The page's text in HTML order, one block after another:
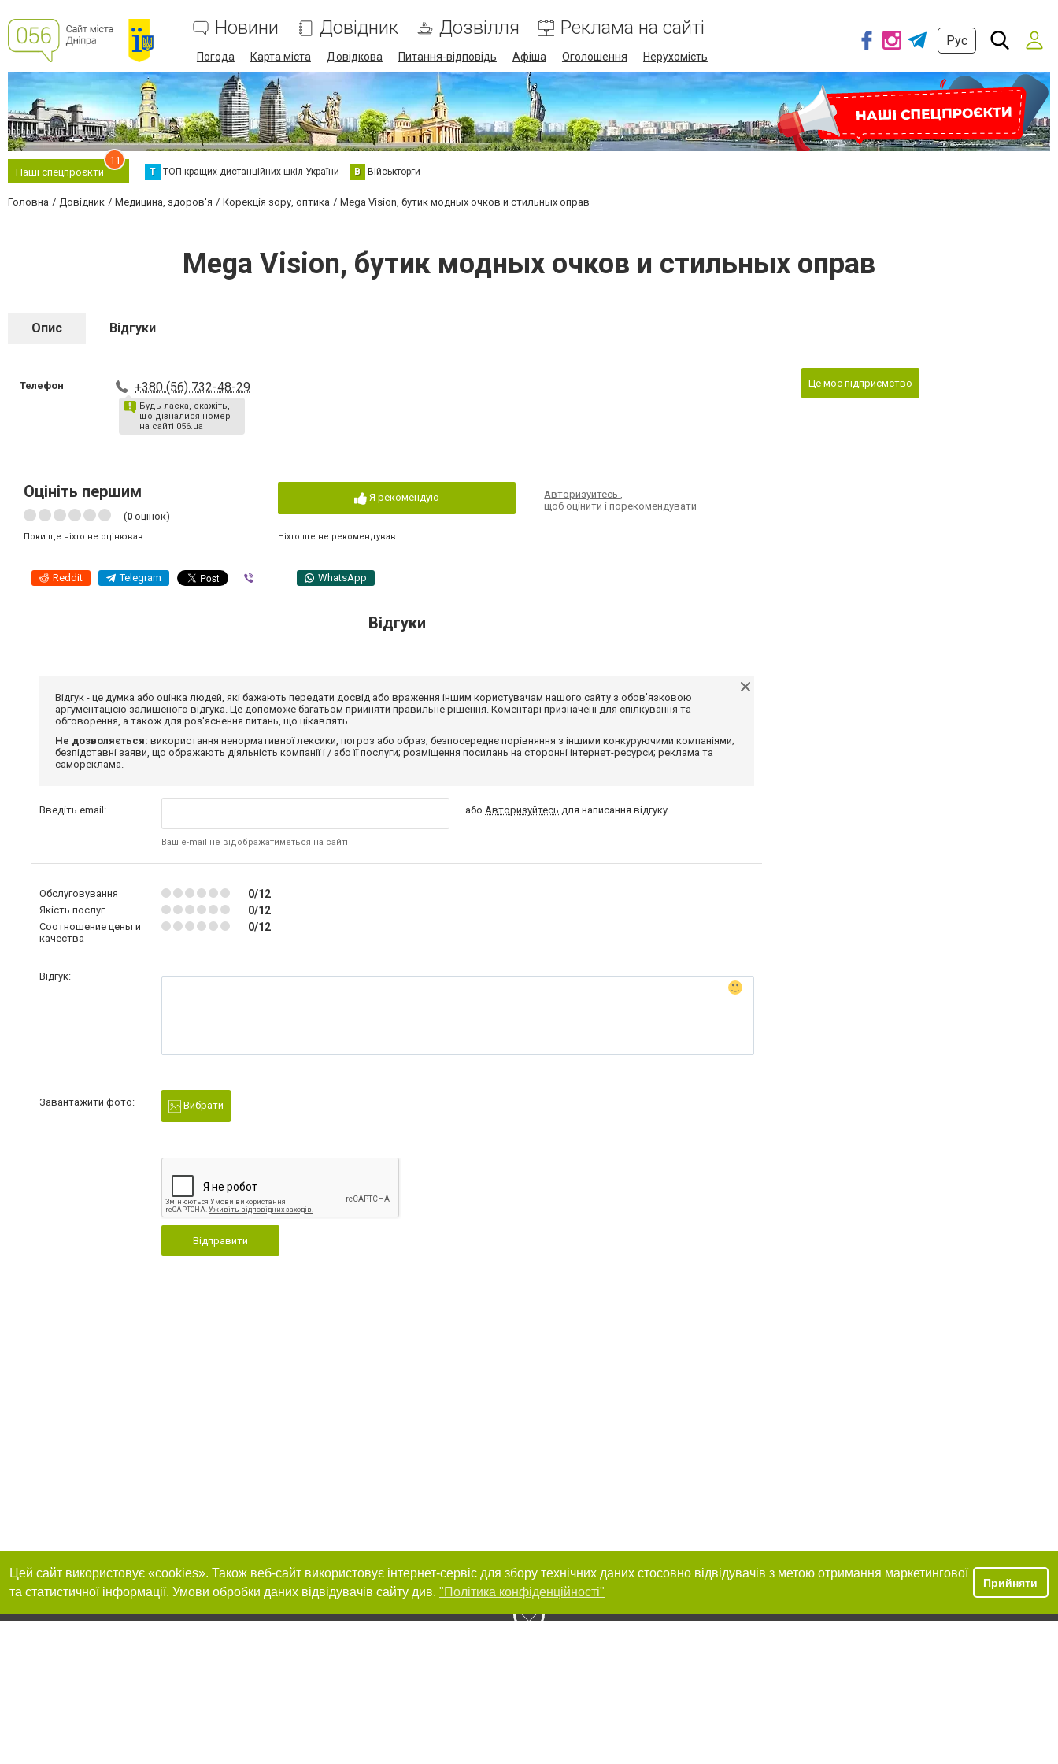
Новини Довідник Дозвілля Реклама на сайті
Погода Карта міста Довідкова Питання-відповідь Афіша Оголошення Нерухомість
Рус
Наші спецпроєкти
11
Т ТОП кращих дистанційних шкіл України В Військторги
Головна Довідник Медицина, здоров'я Корекція зору, оптика Mega Vision, бутик модных очков и стильных оправ
Mega Vision, бутик модных очков и стильных оправ
Опис Відгуки
Телефон +380 (56) 732-48-29
Будь ласка, скажіть,
що дізналися номер
на сайті 056.ua
Оцініть першим
(0 оцінок)
Поки ще ніхто не оцінював
Я рекомендую
Ніхто ще не рекомендував
Авторизуйтесь,
щоб оцінити і порекомендувати
Reddit Telegram WhatsApp
Це моє підприємство
Відгуки
Відгук - це думка або оцінка людей, які бажають передати досвід або враження іншим користувачам нашого сайту з обов'язковою
аргументацією залишеного відгука. Це допоможе багатьом прийняти правильне рішення. Коментарі призначені для спілкування та
обговорення, а також для роз'яснення питань, що цікавлять.
Не дозволяється: використання ненормативної лексики, погроз або образ; безпосереднє порівняння з іншими конкуруючими компаніями;
безпідставні заяви, що ображають діяльність компанії і / або її послуги; розміщення посилань на сторонні інтернет-ресурси; реклама та
самореклама.
Введіть email:
Ваш e-mail не відображатиметься на сайті
абоАвторизуйтесь для написання відгуку
Обслуговування 0/12
Якість послуг 0/12
Соотношение цены и
качества
0/12
Відгук:
Завантажити фото: Вибрати
Відправити
Цей сайт використовує «cookies». Також веб-сайт використовує інтернет-сервіс для збору технічних даних стосовно відвідувачів з метою отримання маркетингової
та статистичної інформації. Умови обробки даних відвідувачів сайту див. "Політика конфіденційності"
Прийняти